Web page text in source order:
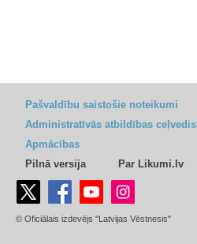
Pašvaldību saistošie noteikumi
Administratīvās atbildības ceļvedis
Apmācības
Pilnā versija
Par Likumi.lv
© Oficiālais izdevējs "Latvijas Vēstnesis"